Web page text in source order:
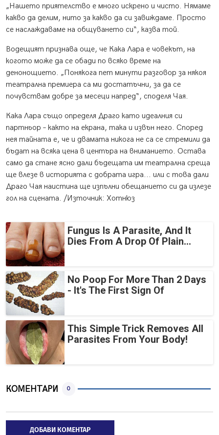
„Нашето приятелство е много искрено и чисто. Нямаме
какво да делим, нито за какво да си завиждаме. Просто
се наслаждаваме на общуването си“, казва той.
Водещият признава още, че Кака Лара е човекът, на
когото може да се обади по всяко време на
денонощието. „Понякога пет минути разговор за някоя
театрална премиера са ми достатъчни, за да се
почувствам добре за месеци напред“, споделя Чая.
Кака Лара също определя Драго като идеалния си
партньор – както на екрана, така и извън него. Според
нея тайната е, че и двамата никога не са се стремили да
бъдат на всяка цена в центъра на вниманието. Остава
само да стане ясно дали бъдещата им театрална среща
ще влезе в историята с добрата игра... или с това дали
Драго Чая наистина ще изпълни обещанието си да излезе
гол на сцената. /Източник: Хотнюз
Fungus Is A Parasite, And It
Dies From A Drop Of Plain...
No Poop For More Than 2 Days
- It's The First Sign Of
This Simple Trick Removes All
Parasites From Your Body!
КОМЕНТАРИ 0
ДОБАВИ КОМЕНТАР